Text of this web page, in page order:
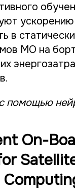
в
МО на
помощью
On-